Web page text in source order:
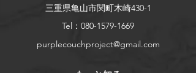
ります。
次の注文締め切りは
3月中旬 を予定しております。
三重県亀山市関町木崎430-1
Tel：080-1579-1669
purplecouchproject@gmail.com